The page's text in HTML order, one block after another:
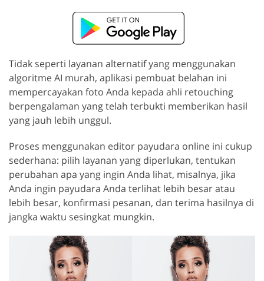
Tidak seperti layanan alternatif yang menggunakan
algoritme AI murah, aplikasi pembuat belahan ini
mempercayakan foto Anda kepada ahli retouching
berpengalaman yang telah terbukti memberikan hasil
yang jauh lebih unggul.
Proses menggunakan editor payudara online ini cukup
sederhana: pilih layanan yang diperlukan, tentukan
perubahan apa yang ingin Anda lihat, misalnya, jika
Anda ingin payudara Anda terlihat lebih besar atau
lebih besar, konfirmasi pesanan, dan terima hasilnya di
jangka waktu sesingkat mungkin.